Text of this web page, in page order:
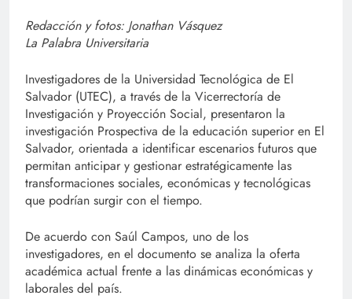
Redacción y fotos: Jonathan Vásquez
La Palabra Universitaria
Investigadores de la Universidad Tecnológica de El
Salvador (UTEC), a través de la Vicerrectoría de
Investigación y Proyección Social, presentaron la
investigación Prospectiva de la educación superior en El
Salvador, orientada a identificar escenarios futuros que
permitan anticipar y gestionar estratégicamente las
transformaciones sociales, económicas y tecnológicas
que podrían surgir con el tiempo.
De acuerdo con Saúl Campos, uno de los
investigadores, en el documento se analiza la oferta
académica actual frente a las dinámicas económicas y
laborales del país.